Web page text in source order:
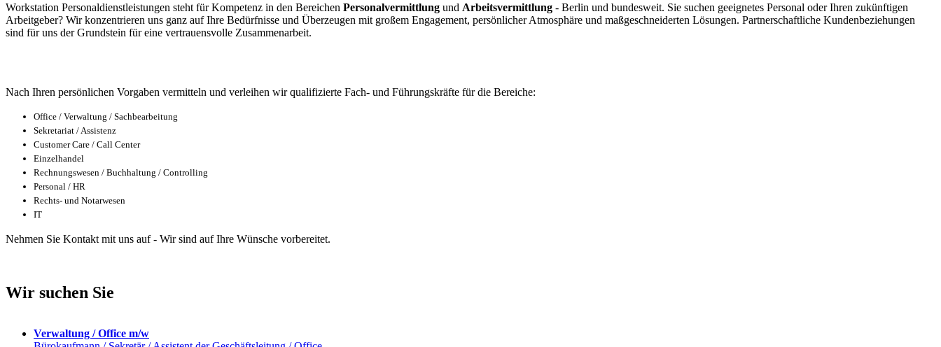
Workstation Personaldienstleistungen steht für Kompetenz in den Bereichen Personalvermittlung und Arbeitsvermittlung - Berlin und bundesweit. Sie suchen geeignetes Personal oder Ihren zukünftigen
Arbeitgeber? Wir konzentrieren uns ganz auf Ihre Bedürfnisse und Überzeugen mit großem Engagement, persönlicher Atmosphäre und maßgeschneiderten Lösungen. Partnerschaftliche Kundenbeziehungen
sind für uns der Grundstein für eine vertrauensvolle Zusammenarbeit.
Nach Ihren persönlichen Vorgaben vermitteln und verleihen wir qualifizierte Fach- und Führungskräfte für die Bereiche:
Office / Verwaltung / Sachbearbeitung
Sekretariat / Assistenz
Customer Care / Call Center
Einzelhandel
Rechnungswesen / Buchhaltung / Controlling
Personal / HR
Rechts- und Notarwesen
IT
Nehmen Sie Kontakt mit uns auf - Wir sind auf Ihre Wünsche vorbereitet.
Wir suchen Sie
Verwaltung / Office m/w